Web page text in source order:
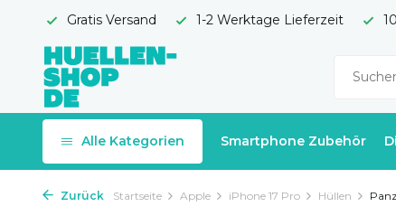
Gratis Versand 1-2 Werktage Lieferzeit
Alle Kategorien Smartphone Zubehör
Zurück Startseite Apple iPhone 17 Pro Hüllen